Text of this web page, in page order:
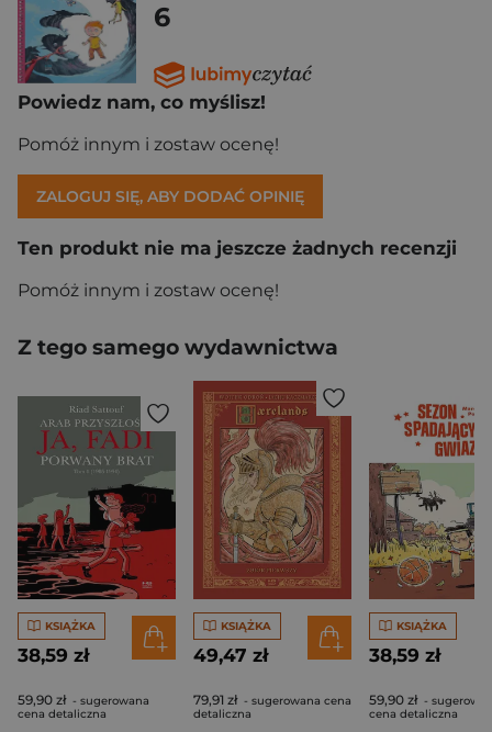
6
Powiedz nam, co myślisz!
Pomóż innym i zostaw ocenę!
ZALOGUJ SIĘ, ABY DODAĆ OPINIĘ
Ten produkt nie ma jeszcze żadnych recenzji
Pomóż innym i zostaw ocenę!
Z tego samego wydawnictwa
KSIĄŻKA
38,59 zł
59,90 zł - sugerowana
cena detaliczna
KSIĄŻKA
49,47 zł
79,91 zł - sugerowana cena
detaliczna
KSIĄŻKA
38,59 zł
59,90 zł -
cena detaliczna